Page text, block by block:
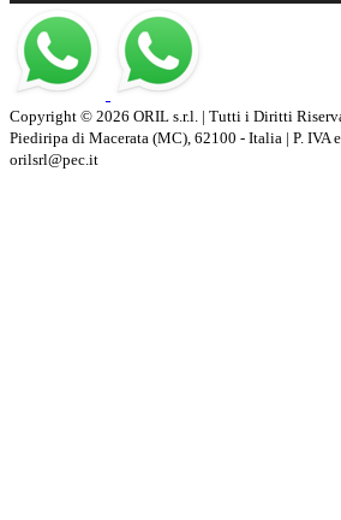
Copyright © 2026 ORIL s.r.l. | Tutti i Diritti
Piediripa di Macerata (MC), 62100 - Italia | P. IVA
orilsrl@pec.it